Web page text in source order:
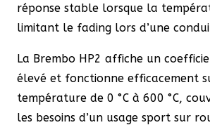
réponse stable lorsque la
limitant le fading lors d’une
La Brembo HP2 affiche un
élevé et fonctionne efficacement
température de 0 °C à 600 °C,
les besoins d’un usage sport sur